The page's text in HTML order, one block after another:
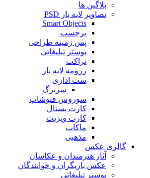
پلاگین ها
تصاویر لایه باز PSD
Smart Objects
برچسب
پس زمینه طراحی
پوستر تبلیغاتی
تراکت
رزومه لایه باز
ست اداری
سربرگ
سوروس فتوشاپ
کارت پستال
کارت ویزیت
ماکاپ
مذهبی
گالری عکس
آثار هنرمندان و عکاسان
عکس بازیگران و خوانندگان
پوستر تبلیغاتی